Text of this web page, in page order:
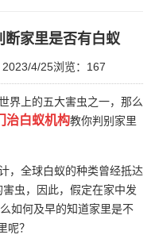
断家里是否有白蚁
2023/4/25浏览： 167
界上的五大害虫之一，那么
治白蚁机构教你判别家里
，全球白蚁的种类曾经抵达
害虫 ，因此，假定在家中发
如何及早的知道家里是不
呢？